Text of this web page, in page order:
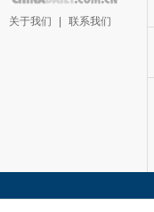
关于我们 联系我们